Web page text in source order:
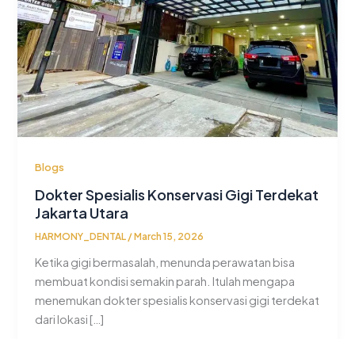
Blogs
Dokter Spesialis Konservasi Gigi Terdekat
Jakarta Utara
HARMONY_DENTAL /March 15, 2026
Ketika gigi bermasalah, menunda perawatan bisa
membuat kondisi semakin parah. Itulah mengapa
menemukan dokter spesialis konservasi gigi terdekat
dari lokasi […]